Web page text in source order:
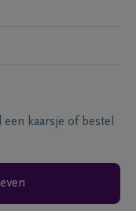
kaarsje of bestel